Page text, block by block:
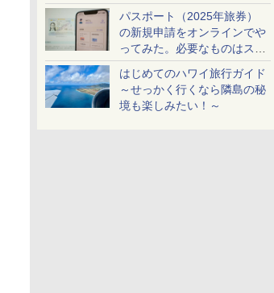
配・来場前に必要な準備は？
パスポート（2025年旅券）
の新規申請をオンラインでや
ってみた。必要なものはスマ
ホとマイナカードのみ
はじめてのハワイ旅行ガイド
～せっかく行くなら隣島の秘
境も楽しみたい！～